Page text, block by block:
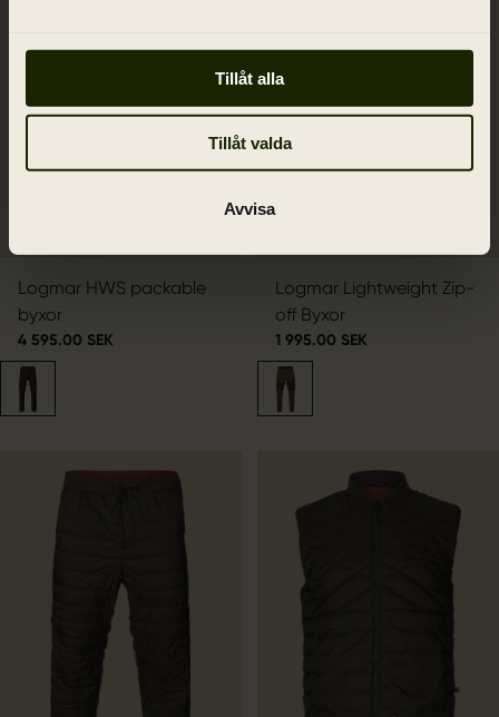
Tillåt alla
Tillåt valda
Avvisa
Logmar HWS packable
byxor
4 595.00 SEK
Logmar Lightweight Zip-
off Byxor
1 995.00 SEK